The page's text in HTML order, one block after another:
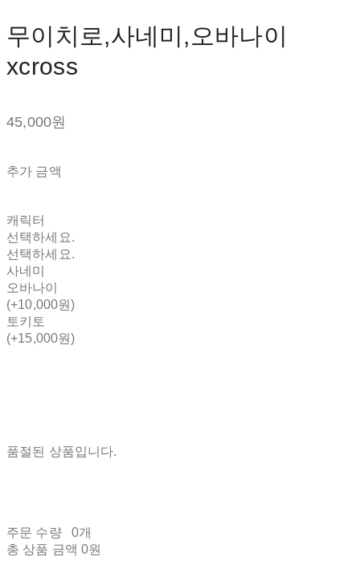
무이치로,사네미,오바나이
xcross
45,000원
추가 금액
캐릭터
선택하세요.
선택하세요.
사네미
오바나이
(+10,000원)
토키토
(+15,000원)
품절된 상품입니다.
주문 수량
0개
총 상품 금액 0원